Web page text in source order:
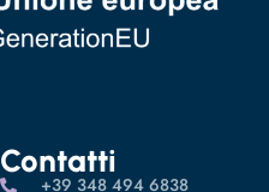
Contatti
‪+39 348 494 6838